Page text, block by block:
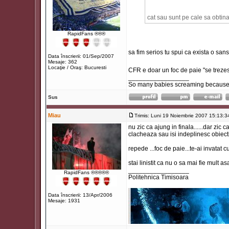
RapidFans ®®®
Data înscrierii: 01/Sep/2007
Mesaje: 362
Locaţie / Oraş: Bucuresti
cat sau sunt pe cale sa
sa fim serios tu spui ca exista o
CFR e doar un foc de paie "se
So many babies screaming
Sus
Miau Trimis: Luni 19 Noiembrie 2007
RapidFans ®®®®®
Data înscrierii: 13/Apr/2006
Mesaje: 1931
nu zic ca ajung in finala......dar zic
clacheaza sau isi indeplinesc
repede ...foc de paie...te-ai invatat
stai linistit ca nu o sa mai fie mult
Politehnica Timisoara